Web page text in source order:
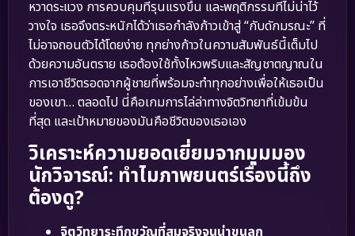
หวาดระแวง การควบคุมที่รุนแรงขึ้น และพฤติกรรมที่ไม่น่าไว้
วางใจ เธอจึงตระหนักได้ว่าเธอกำลังก้าวเข้าสู่ “กับดักมรณะ” ที่
ไม่อาจถอนตัวได้โดยง่าย ทุกย่างก้าวในความสัมพันธ์นี้เต็มไป
ด้วยความอันตราย เธอต้องใช้ทั้งไหวพริบและสัญชาตญาณใน
การเอาชีวิตรอดจากผู้ชายที่พร้อมจะทำทุกอย่างเพื่อให้เธอเป็น
ของเขา… ตลอดไป นี่คือเกมการไล่ล่าทางจิตวิทยาที่เข้มข้น
ที่สุด และเป้าหมายของมันคือชีวิตของเธอเอง
วิเคราะห์ความยอดเยี่ยมจากมุมมอง
นักวิจารณ์: ทำไมภาพยนตร์เรื่องนี้ถึง
ต้องดู?
จิตวิทยาระทึกขวัญที่สมจริงจนน่าขนลุก